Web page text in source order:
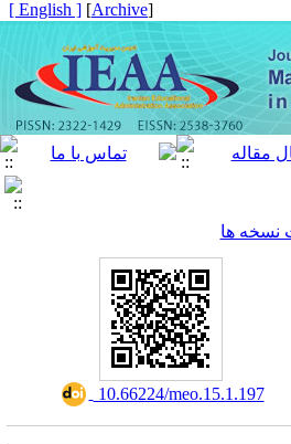
[
Archive
]
[ English ]
نسخه ها
‎ 10.66224/meo.15.1.197